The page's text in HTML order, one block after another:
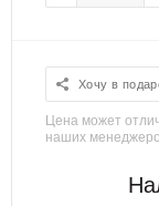
Хочу в
Цена может
наших